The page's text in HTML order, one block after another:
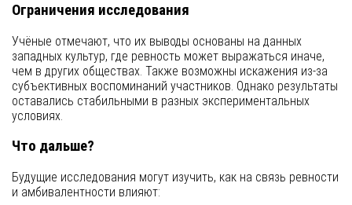
Ограничения исследования
Учёные отмечают, что их выводы основаны на данных
западных культур, где ревность может выражаться иначе,
чем в других обществах. Также возможны искажения из-за
субъективных воспоминаний участников. Однако результаты
оставались стабильными в разных экспериментальных
условиях.
Что дальше?
Будущие исследования могут изучить, как на связь ревности
и амбивалентности влияют: